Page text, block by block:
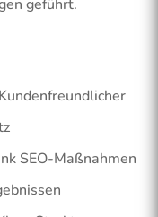
geführt.
SEO-Maßnahmen